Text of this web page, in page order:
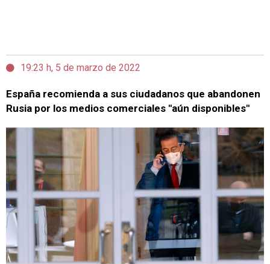
19:23 h, 5 de marzo de 2022
España recomienda a sus ciudadanos que abandonen
Rusia por los medios comerciales "aún disponibles"